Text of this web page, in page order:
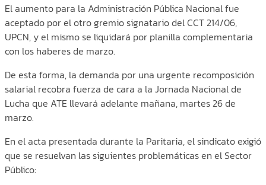
El aumento para la Administración Pública Nacional fue
aceptado por el otro gremio signatario del CCT 214/06,
UPCN, y el mismo se liquidará por planilla complementaria
con los haberes de marzo.
De esta forma, la demanda por una urgente recomposición
salarial recobra fuerza de cara a la Jornada Nacional de
Lucha que ATE llevará adelante mañana, martes 26 de
marzo.
En el acta presentada durante la Paritaria, el sindicato exigió
que se resuelvan las siguientes problemáticas en el Sector
Público: